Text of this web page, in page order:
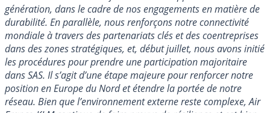
génération, dans le cadre de nos engagements en matière de
durabilité. En parallèle, nous renforçons notre connectivité
mondiale à travers des partenariats clés et des coentreprises
dans des zones stratégiques, et, début juillet, nous avons initié
les procédures pour prendre une participation majoritaire
dans SAS. Il s’agit d’une étape majeure pour renforcer notre
position en Europe du Nord et étendre la portée de notre
réseau. Bien que l’environnement externe reste complexe, Air